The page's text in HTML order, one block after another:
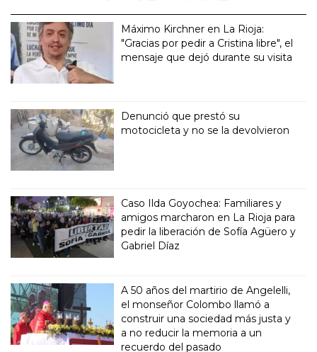
Máximo Kirchner en La Rioja:
"Gracias por pedir a Cristina libre", el
mensaje que dejó durante su visita
Denunció que prestó su
motocicleta y no se la devolvieron
Caso Ilda Goyochea: Familiares y
amigos marcharon en La Rioja para
pedir la liberación de Sofía Agüero y
Gabriel Díaz
A 50 años del martirio de Angelelli,
el monseñor Colombo llamó a
construir una sociedad más justa y
a no reducir la memoria a un
recuerdo del pasado